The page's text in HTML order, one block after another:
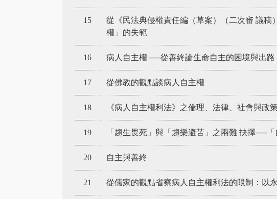
15
從《民法典侵權責任編（草案）（二次審 議
權」的失範
16 病人自主權 ──從善終論生命自主的困境與出路
17 從佛教的觀點談病人自主權
18 《病人自主權利法》之倫理、法律、社會與政
19 「趨生畏死」與「趨樂避苦」之兩難 抉擇──
20 自主與善終
21 從儒家的觀點省察病人自主權利法的限制：以